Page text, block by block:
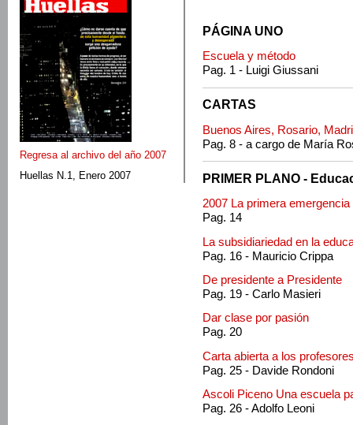
Regresa al archivo del año 2007
Huellas N.1, Enero 2007
PÁGINA UNO
Escuela y método
Pag. 1 - Luigi Giussani
CARTAS
Buenos Aires, Rosario,
Pag. 8 - a cargo de María
PRIMER PLANO -
2007 La primera emergencia
Pag. 14
La subsidiariedad en la
Pag. 16 - Mauricio Crippa
De presidente a Presidente
Pag. 19 - Carlo Masieri
Dar clase por pasión
Pag. 20
Carta abierta a los
Pag. 25 - Davide Rondoni
Ascoli Piceno Una escuela
Pag. 26 - Adolfo Leoni